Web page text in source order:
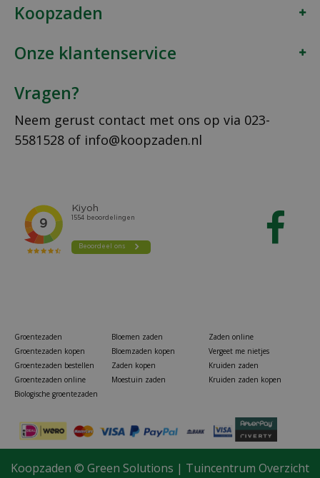
Koopzaden
Onze klantenservice
Vragen?
Neem gerust contact met ons op via 023-
5581528 of info@koopzaden.nl
Groentezaden
Groentezaden kopen
Groentezaden bestellen
Groentezaden online
Biologische groentezaden
Bloemen zaden
Bloemzaden kopen
Zaden kopen
Moestuin zaden
Zaden online
Vergeet me nietjes
Kruiden zaden
Kruiden zaden kopen
Koopzaden © Green Solutions | Tuincentrum Overzicht